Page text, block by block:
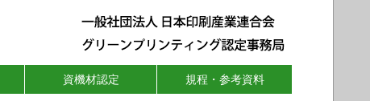
資機材認定 規程・参考資料